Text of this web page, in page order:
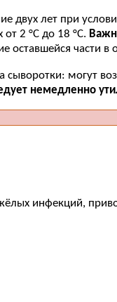
двух лет при
2 °С до 18 °С.
оставшейся части в
могут
немедленно
инфекций,